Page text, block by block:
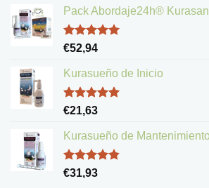
Pack Abordaje24h®
Valorado
de 5
€52,94
Kurasueño de Inicio
Valorado
de 5
€21,63
Kurasueño de
Valorado
€31,93